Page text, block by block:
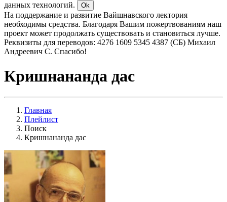
данных технологий.
Ok
На поддержание и развитие Вайшнавского лектория
необходимы средства. Благодаря Вашим пожертвованиям наш
проект может продолжать существовать и становиться лучше.
Реквизиты для переводов: 4276 1609 5345 4387 (СБ) Михаил
Андреевич С. Спасибо!
Кришнананда дас
Главная
Плейлист
Поиск
Кришнананда дас